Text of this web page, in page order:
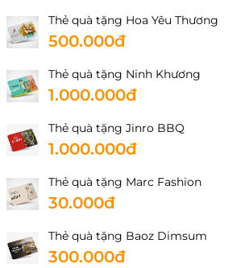
Thẻ quà tặng Hoa Yêu Thương
500.000đ
Thẻ quà tặng Ninh Khương
1.000.000đ
Thẻ quà tặng Jinro BBQ
1.000.000đ
Thẻ quà tặng Marc Fashion
30.000đ
Thẻ quà tặng Baoz Dimsum
300.000đ